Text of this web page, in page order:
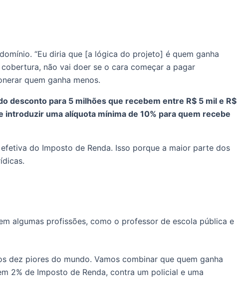
“Eu diria que [a lógica do projeto] é quem ganha
não vai doer se o cara começar a pagar
quem ganha menos.
desconto para 5 milhões que recebem entre R$ 5 mil e R$
uma alíquota mínima de 10% para quem recebe
do Imposto de Renda. Isso porque a maior parte dos
algumas profissões, como o professor de escola pública e
dez piores do mundo. Vamos combinar que quem ganha
2% de Imposto de Renda, contra um policial e uma